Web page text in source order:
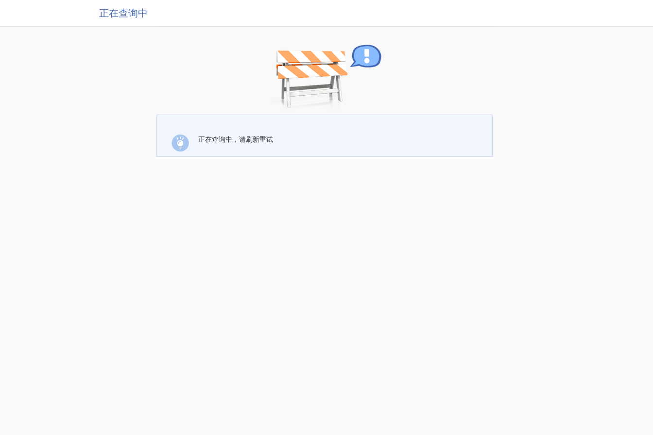
正在查询中
正在查询中，请刷新重试